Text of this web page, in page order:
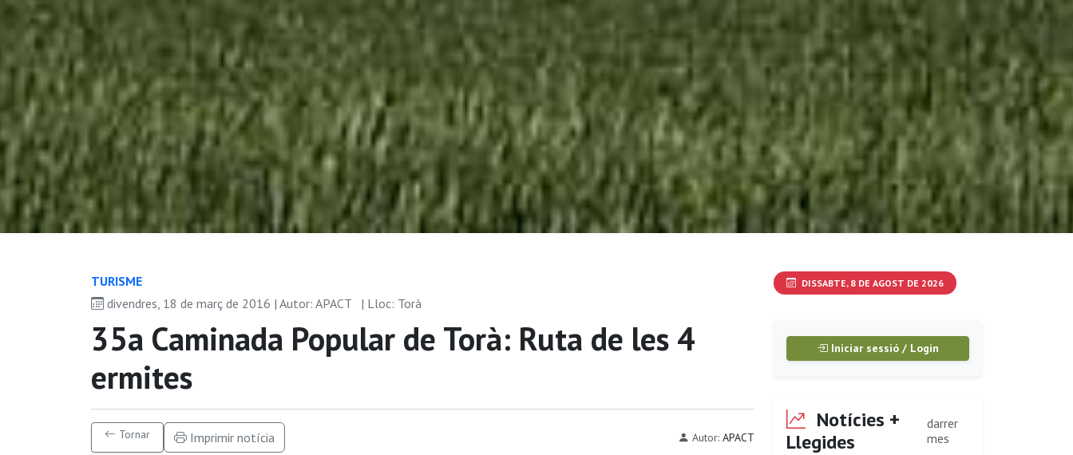
TURISME
divendres, 18 de març de 2016 | Autor: APACT
| Lloc: Torà
35a Caminada Popular de Torà: Ruta de les 4
ermites
Tornar Imprimir notícia Autor: APACT
DISSABTE, 8 DE AGOST DE 2026
Iniciar sessió / Login
Notícies +
Llegides
darrer
mes